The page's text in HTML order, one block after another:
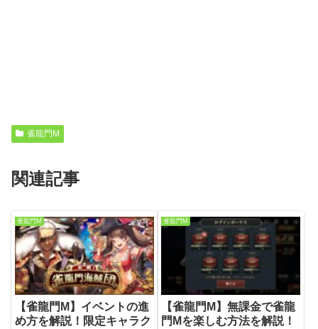
雀龍門M
関連記事
雀龍門M
【雀龍門M】イベントの進
め方を解説！限定キャラク
雀龍門M
【雀龍門M】無課金で雀龍
門Mを楽しむ方法を解説！